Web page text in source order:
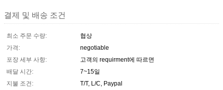
결제 및 배송 조건
최소 주문 수량:
협상
가격:
negotiable
포장 세부 사항:
고객의 requirment에 따르면
배달 시간:
7~15일
지불 조건:
T/T, L/C, Paypal